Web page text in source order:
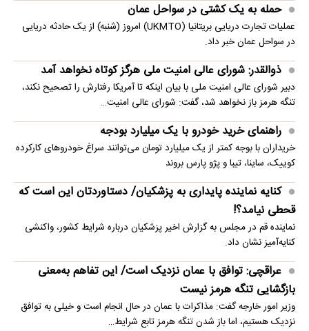
حمله به یک کشتی در سواحل عمان
عملیات تجارت دریایی بریتانیا (UKMTO) امروز (شنبه) از یک حادثه دریایی
در سواحل عمان خبر داد.
ذوالقدر: شورای عالی امنیت ملی هرگز کوتاه نخواهد آمد
دبیر شورای عالی امنیت ملی با بیان اینکه تا آمریکا رفتارش را تصحیح نکند،
تنگه هرمز باز نخواهد شد، گفت: شورای عالی امنیت…
راهنمای خرید خودرو با یک میلیارد بودجه
خریداران با بوجه کمتر از یک میلیارد تومان می‌توانند سراغ خودروهای کارکرده
کوییک، ساینا، تیبا و پژو پارس بروند
کنایه نماینده پایداری به پزشکیان/ دستاوردتان این است که
قحطی نیامد؟!
نماینده قم در مجلس به گزارش اخیر پزشکیان درباره شرایط کشور، واکنشی
کنایه‌آمیز نشان داد.
عراقچی: توافق با عمان نزدیک است/ این تفاهم به‌معنی
بازگشایی تنگه هرمز نیست
وزیر امور خارجه گفت: مذاکرات با عمان در حال انجام است و خیلی به توافق
نزدیک هستیم، اما باز شدن تنگه هرمز تابع شرایط…